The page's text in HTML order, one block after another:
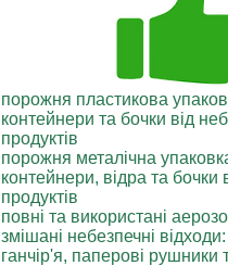
порожня пластикова
контейнери та бочки від
продуктів
порожня металічна
контейнери, відра та бочки
продуктів
повні та використані
змішані небезпечні
ганчір'я, паперові рушники